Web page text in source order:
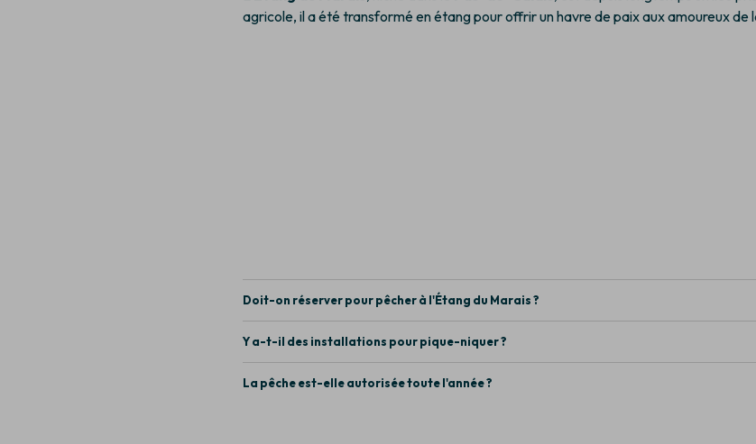
agricole, il a été transformé en étang pour offrir un havre de paix aux amoureux de
Doit-on réserver pour pêcher à l'Étang du Marais ?
Y a-t-il des installations pour pique-niquer ?
La pêche est-elle autorisée toute l'année ?